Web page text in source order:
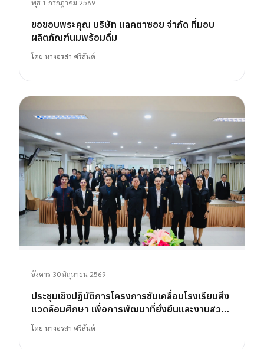
พุธ 1 กรกฎาคม 2569
ขอขอบพระคุณ บริษัท แลคตาซอย จำกัด ที่มอบ
ผลิตภัณฑ์นมพร้อมดื่ม
โดย นางอรสา ศรีสันต์
อังคาร 30 มิถุนายน 2569
ประชุมเชิงปฏิบัติการโครงการขับเคลื่อนโรงเรียนสิ่ง
แวดล้อมศึกษา เพื่อการพัฒนาที่ยั่งยืนและงานสวน
พฤกษศาสตร์โรงเรียน
โดย นางอรสา ศรีสันต์